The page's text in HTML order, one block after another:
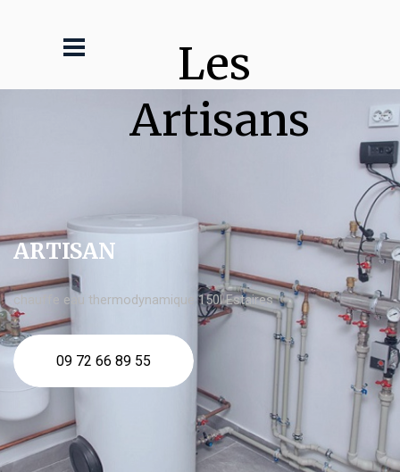
Les
Artisans
ARTISAN
chauffe eau thermodynamique 150l Estaires
09 72 66 89 55